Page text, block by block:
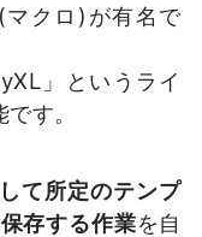
クロ)が有名で
」というライ
す。
て所定のテンプ
存する作業を自